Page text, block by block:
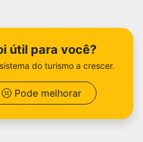
útil para você?
do turismo a crescer.
Pode melhorar